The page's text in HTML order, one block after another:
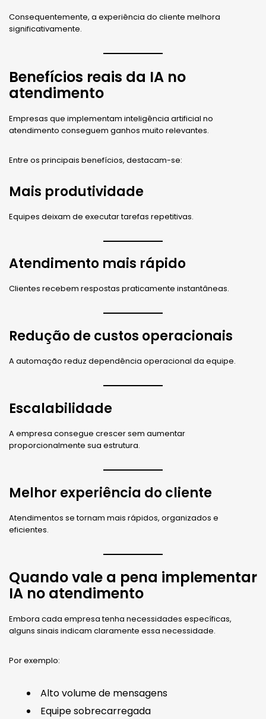
Consequentemente, a experiência do cliente melhora
significativamente.
Benefícios reais da IA no
atendimento
Empresas que implementam inteligência artificial no
atendimento conseguem ganhos muito relevantes.
Entre os principais benefícios, destacam-se:
Mais produtividade
Equipes deixam de executar tarefas repetitivas.
Atendimento mais rápido
Clientes recebem respostas praticamente instantâneas.
Redução de custos operacionais
A automação reduz dependência operacional da equipe.
Escalabilidade
A empresa consegue crescer sem aumentar
proporcionalmente sua estrutura.
Melhor experiência do cliente
Atendimentos se tornam mais rápidos, organizados e
eficientes.
Quando vale a pena implementar
IA no atendimento
Embora cada empresa tenha necessidades específicas,
alguns sinais indicam claramente essa necessidade.
Por exemplo:
Alto volume de mensagens
Equipe sobrecarregada